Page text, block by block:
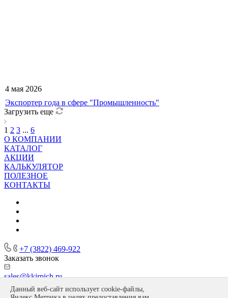
4 мая 2026
Экспортер года в сфере "Промышленность"
Загрузить еще
1 2 3 ... 6
О КОМПАНИИ
КАТАЛОГ
АКЦИИ
КАЛЬКУЛЯТОР
ПОЛЕЗНОЕ
КОНТАКТЫ
+7 (3822) 469-922
Заказать звонок
sales@kkirpich.ru
634537, Томская область, пос. Копылово, ул. П. Морозова, 2а
Данный веб-сайт использует cookie-файлы,